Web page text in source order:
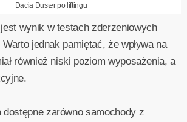
Dacia Duster po liftingu
wynik w testach zderzeniowych
jednak pamiętać, że wpływa na
również niski poziom wyposażenia, a
zarówno samochody z